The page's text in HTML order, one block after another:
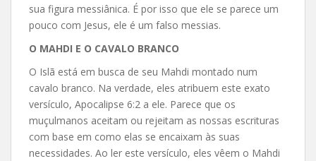
sua figura messiânica. É por isso que ele se parece um
pouco com Jesus, ele é um falso messias.
O MAHDI E O CAVALO BRANCO
O Islã está em busca de seu Mahdi montado num
cavalo branco. Na verdade, eles atribuem este exato
versículo, Apocalipse 6:2 a ele. Parece que os
muçulmanos aceitam ou rejeitam as nossas escrituras
com base em como elas se encaixam às suas
necessidades. Ao ler este versículo, eles vêem o Mahdi